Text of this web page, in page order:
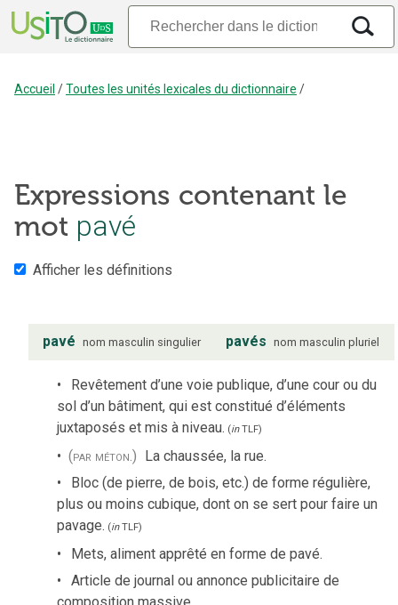
Accueil /Toutes les unités lexicales du dictionnaire /
Expressions contenant le
mot pavé
Afficher les définitions
pavé nom masculin singulier pavés nom masculin pluriel
Revêtement d’une voie publique, d’une cour ou du
sol d’un bâtiment, qui est constitué d’éléments
juxtaposés et mis à niveau. (inTLF)
(par méton.) La chaussée, la rue.
Bloc (de pierre, de bois, etc.) de forme régulière,
plus ou moins cubique, dont on se sert pour faire un
pavage. (inTLF)
Mets, aliment apprêté en forme de pavé.
Article de journal ou annonce publicitaire de